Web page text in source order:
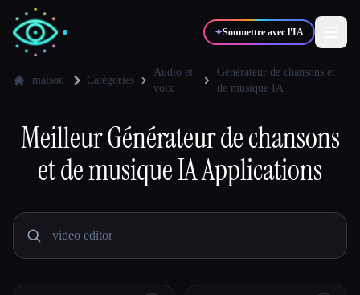
✦Soumettre avec l'IA
💻Développeurs 📈Marketeurs
🎓 Étudiants
maison Catégories
Audio et
voix
Générateur de chansons et
de musique IA
MeilleurGénérateur de chansons
et de musique IAApplications